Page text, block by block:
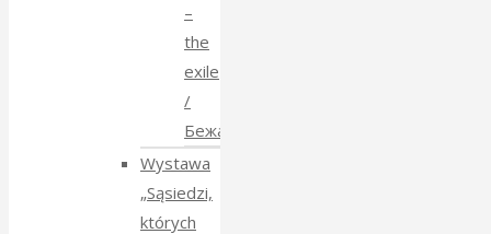
–
the
exile
/
Бежанства
Wystawa
„Sąsiedzi,
których